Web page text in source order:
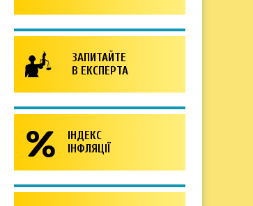
ЗАПИТАЙТЕ
В ЕКСПЕРТА
ІНДЕКС
ІНФЛЯЦІЇ